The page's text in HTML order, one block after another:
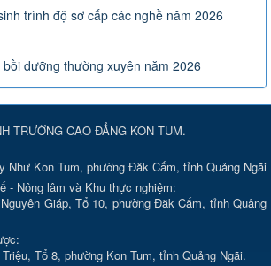
trình độ sơ cấp các nghề năm 2026
dưỡng thường xuyên năm 2026
TRƯỜNG CAO ĐẲNG KON TUM.
Như Kon Tum, phường Đăk Cấm, tỉnh Quảng Ngãi
- Nông lâm và Khu thực nghiệm:
Giáp, Tổ 10, phường Đăk Cấm, tỉnh Quảng
Tổ 8, phường Kon Tum, tỉnh Quảng Ngãi.